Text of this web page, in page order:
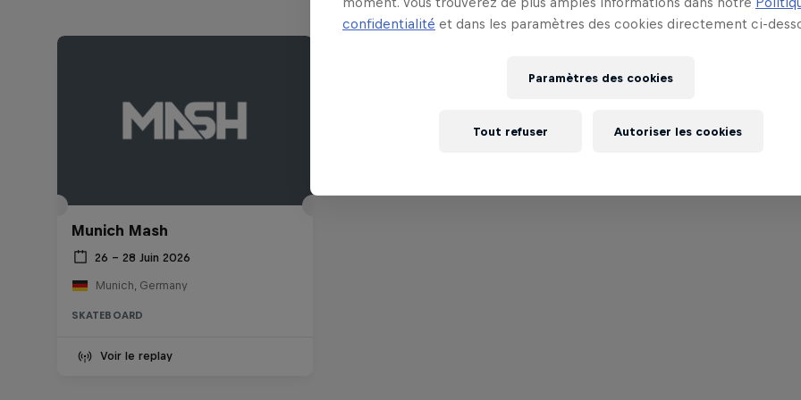
Munich Mash
26 – 28 Juin 2026
Munich, Germany
SKATEBOARD
Voir le replay
confidentialité et dans les paramètres des cookies directement ci-
Paramètres des cookies
Tout refuser Autoriser les cookies